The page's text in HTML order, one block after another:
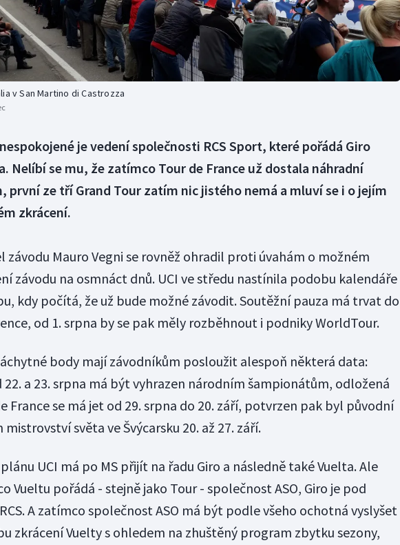
v San Martino di Castrozza
je vedení společnosti RCS Sport, které pořádá Giro
Nelíbí se mu, že zatímco Tour de France už dostala náhradní
první ze tří Grand Tour zatím nic jistého nemá a mluví se i o jejím
zkrácení.
závodu Mauro Vegni se rovněž ohradil proti úvahám o možném
závodu na osmnáct dnů. UCI ve středu nastínila podobu kalendáře
kdy počítá, že už bude možné závodit. Soutěžní pauza má trvat do
od 1. srpna by se pak měly rozběhnout i podniky WorldTour.
body mají závodníkům posloužit alespoň některá data:
22. a 23. srpna má být vyhrazen národním šampionátům, odložená
France se má jet od 29. srpna do 20. září, potvrzen pak byl původní
světa ve Švýcarsku 20. až 27. září.
UCI má po MS přijít na řadu Giro a následně také Vuelta. Ale
Vueltu pořádá - stejně jako Tour - společnost ASO, Giro je pod
A zatímco společnost ASO má být podle všeho ochotná vyslyšet
zkrácení Vuelty s ohledem na zhuštěný program zbytku sezony,